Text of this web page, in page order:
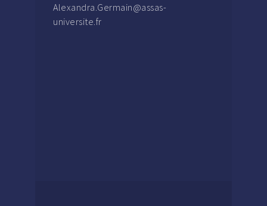
Alexandra.Germain@assas-
universite.fr